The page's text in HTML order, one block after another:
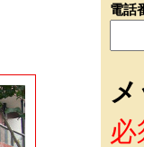
電話
必